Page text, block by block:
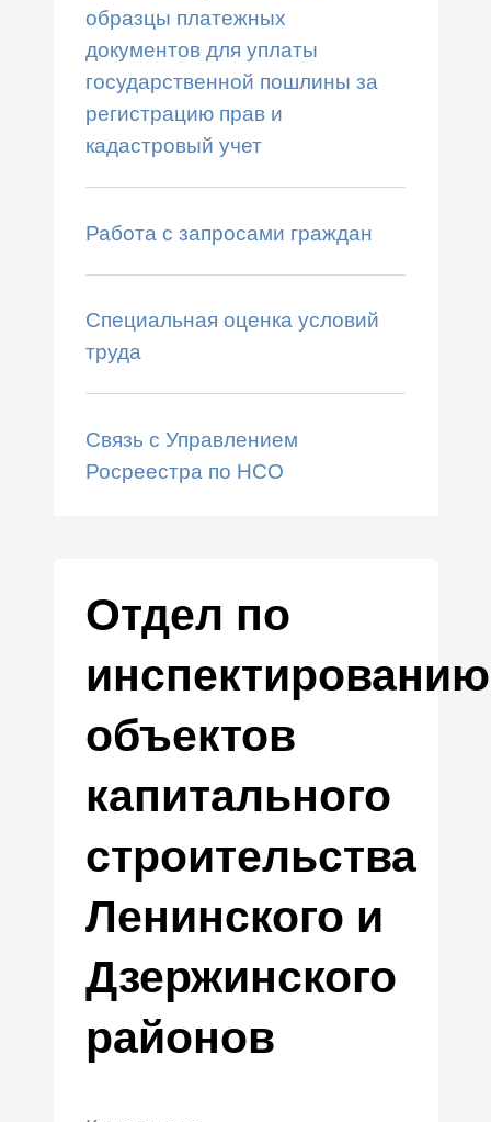
образцы платежных
документов для уплаты
государственной пошлины за
регистрацию прав и
кадастровый учет
Работа с запросами граждан
Специальная оценка условий
труда
Связь с Управлением
Росреестра по НСО
Отдел по
инспектированию
объектов
капитального
строительства
Ленинского и
Дзержинского
районов